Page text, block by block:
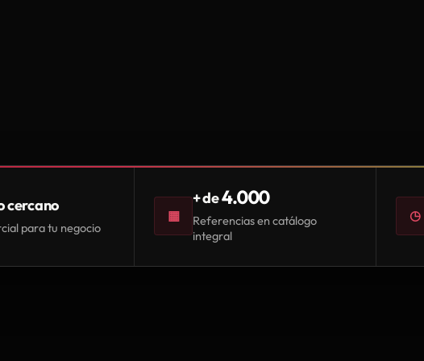
cercano
para tu negocio
▦
+ de4.000
Referencias en catálogo
integral
◷